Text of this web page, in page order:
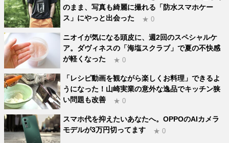
のまま、写真も綺麗に撮れる「防水スマホケー
ス」にやっと出会った
★ 0
ニオイが気になる頭皮に、週2回のスペシャルケ
ア。ダヴィネスの「海塩スクラブ」で夏の不快感
が軽くなった
★ 0
「レシピ動画を観ながら楽しくお料理」できるよ
うになった！山崎実業の意外な逸品でキッチン狭
い問題も改善
★ 0
スマホ代を抑えたいあなたへ。OPPOのAIカメラ
モデルが3万円切ってます
★ 0